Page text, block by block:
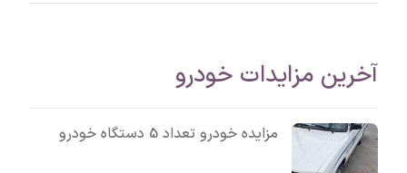
آخرین مزایدات خودرو
مزایده خودرو تعداد 5 دستگاه خودرو